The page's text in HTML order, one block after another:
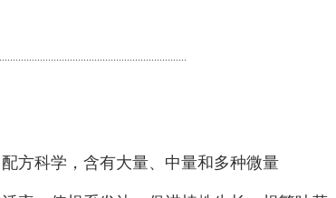
方科学，含有大量、中量和多种微量